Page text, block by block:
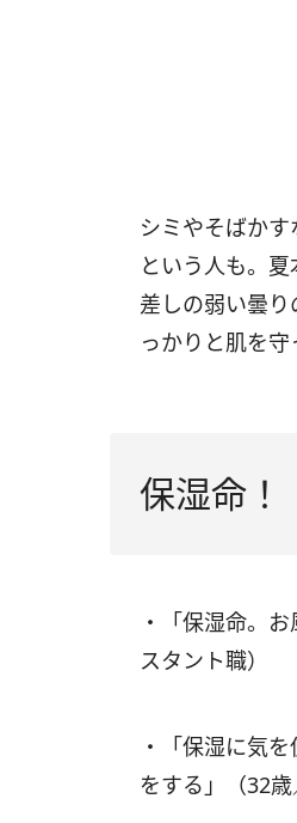
シミやそばか
という人も。
差しの弱い曇
っかりと肌を守
保湿命
・「保湿命。
スタント職）
・「保湿に気
をする」（32